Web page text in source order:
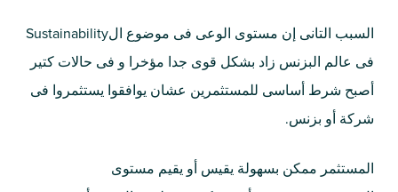
السبب التانى إن مستوى الوعى فى موضوع الSustainability
فى عالم البزنس زاد بشكل قوى جدا مؤخرا و فى حالات كتير
أصبح شرط أساسى للمستثمرين عشان يوافقوا يستثمروا فى
شركة أو بزنس.
المستثمر ممكن بسهولة يقيس أو يقيم مستوى